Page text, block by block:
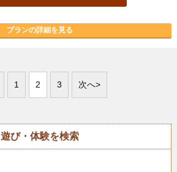
プランの詳細を見る
1 2 3 次へ>
遊び・体験を検索